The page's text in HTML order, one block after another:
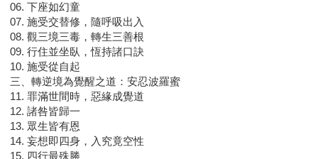
06. 下座如幻童
07. 施受交替修，隨呼吸出入
08. 觀三境三毒，轉生三善根
09. 行住並坐臥，恆持諸口訣
10. 施受從自起
三、轉逆境為覺醒之道：安忍波羅蜜
11. 罪滿世間時，惡緣成覺道
12. 諸咎皆歸一
13. 眾生皆有恩
14. 妄想即四身，入究竟空性
15. 四行最殊勝